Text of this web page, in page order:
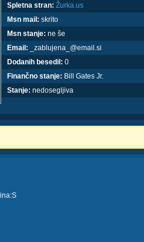
Spletna stran: Žurka.us
Msn mail: skrito
Msn stanje: ne še
Email: _zablujena_@email.si
Dodanih besedil: 0
Finančno stanje: Bill Gates Jr.
Stanje: nedosegljiva